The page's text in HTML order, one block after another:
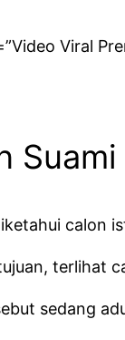
Viral
calon
terlihat
sedang